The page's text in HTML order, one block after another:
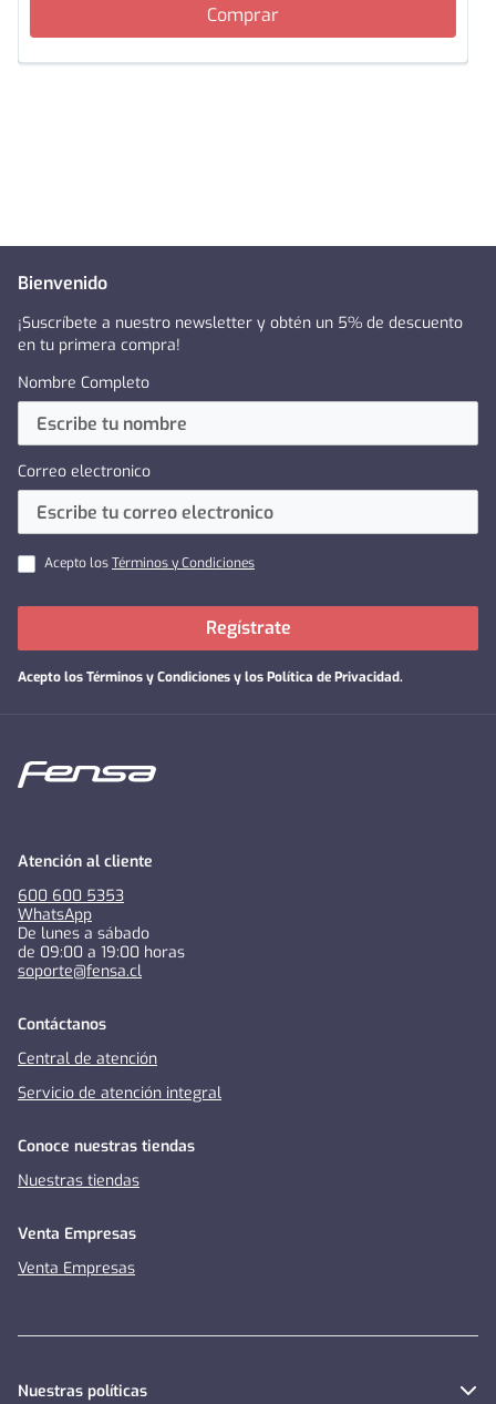
Comprar
Bienvenido
¡Suscríbete a nuestro newsletter y obtén un 5% de descuento
en tu primera compra!
Nombre Completo
Correo electronico
Acepto losTérminos y Condiciones
Acepto losTérminos y Condiciones y los Política de Privacidad.
Regístrate
Atención al cliente
600 600 5353
WhatsApp
De lunes a sábado
de 09:00 a 19:00 horas
soporte@fensa.cl
Contáctanos
Central de atención
Servicio de atención integral
Conoce nuestras tiendas
Nuestras tiendas
Venta Empresas
Venta Empresas
Nuestras políticas